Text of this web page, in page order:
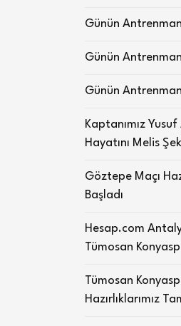
Günün
Günün
Günün
Kaptanımız
Hayatını Melis
Göztepe Maçı
Başladı
Hesap.com
Tümosan
Tümosan
Hazırlıklarımız